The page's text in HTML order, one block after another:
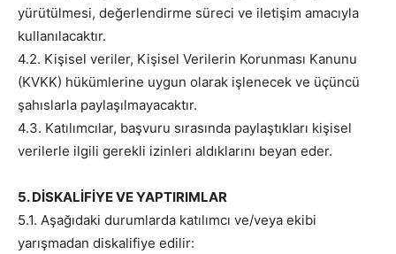
yürütülmesi, değerlendirme süreci ve iletişim amacıyla
kullanılacaktır.
4.2. Kişisel veriler, Kişisel Verilerin Korunması Kanunu
(KVKK) hükümlerine uygun olarak işlenecek ve üçüncü
şahıslarla paylaşılmayacaktır.
4.3. Katılımcılar, başvuru sırasında paylaştıkları kişisel
verilerle ilgili gerekli izinleri aldıklarını beyan eder.
5. DİSKALİFİYE VE YAPTIRIMLAR
5.1. Aşağıdaki durumlarda katılımcı ve/veya ekibi
yarışmadan diskalifiye edilir: